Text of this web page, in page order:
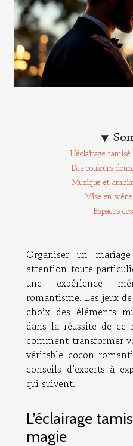
L’éclairage
Des couleurs
Musique et
Mise en
Espaces
Organiser un
attention toute
une expérience
romantisme. Les jeux
choix des éléments
dans la réussite de ce
comment transformer
véritable cocon
conseils d’experts à
qui suivent.
L’éclairage
magie